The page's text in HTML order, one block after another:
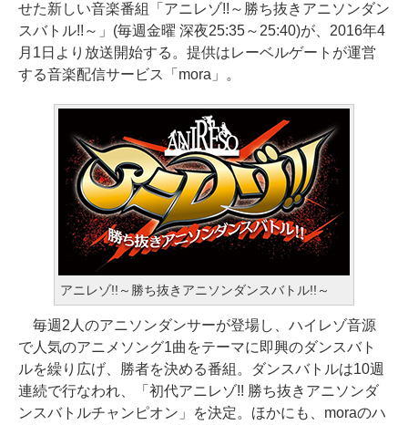
せた新しい音楽番組「アニレゾ!!～勝ち抜きアニソンダン
スバトル!!～」(毎週金曜 深夜25:35～25:40)が、2016年4
月1日より放送開始する。提供はレーベルゲートが運営
する音楽配信サービス「mora」。
アニレゾ!!～勝ち抜きアニソンダンスバトル!!～
毎週2人のアニソンダンサーが登場し、ハイレゾ音源
で人気のアニメソング1曲をテーマに即興のダンスバト
ルを繰り広げ、勝者を決める番組。ダンスバトルは10週
連続で行なわれ、「初代アニレゾ!! 勝ち抜きアニソンダ
ンスバトルチャンピオン」を決定。ほかにも、moraのハ